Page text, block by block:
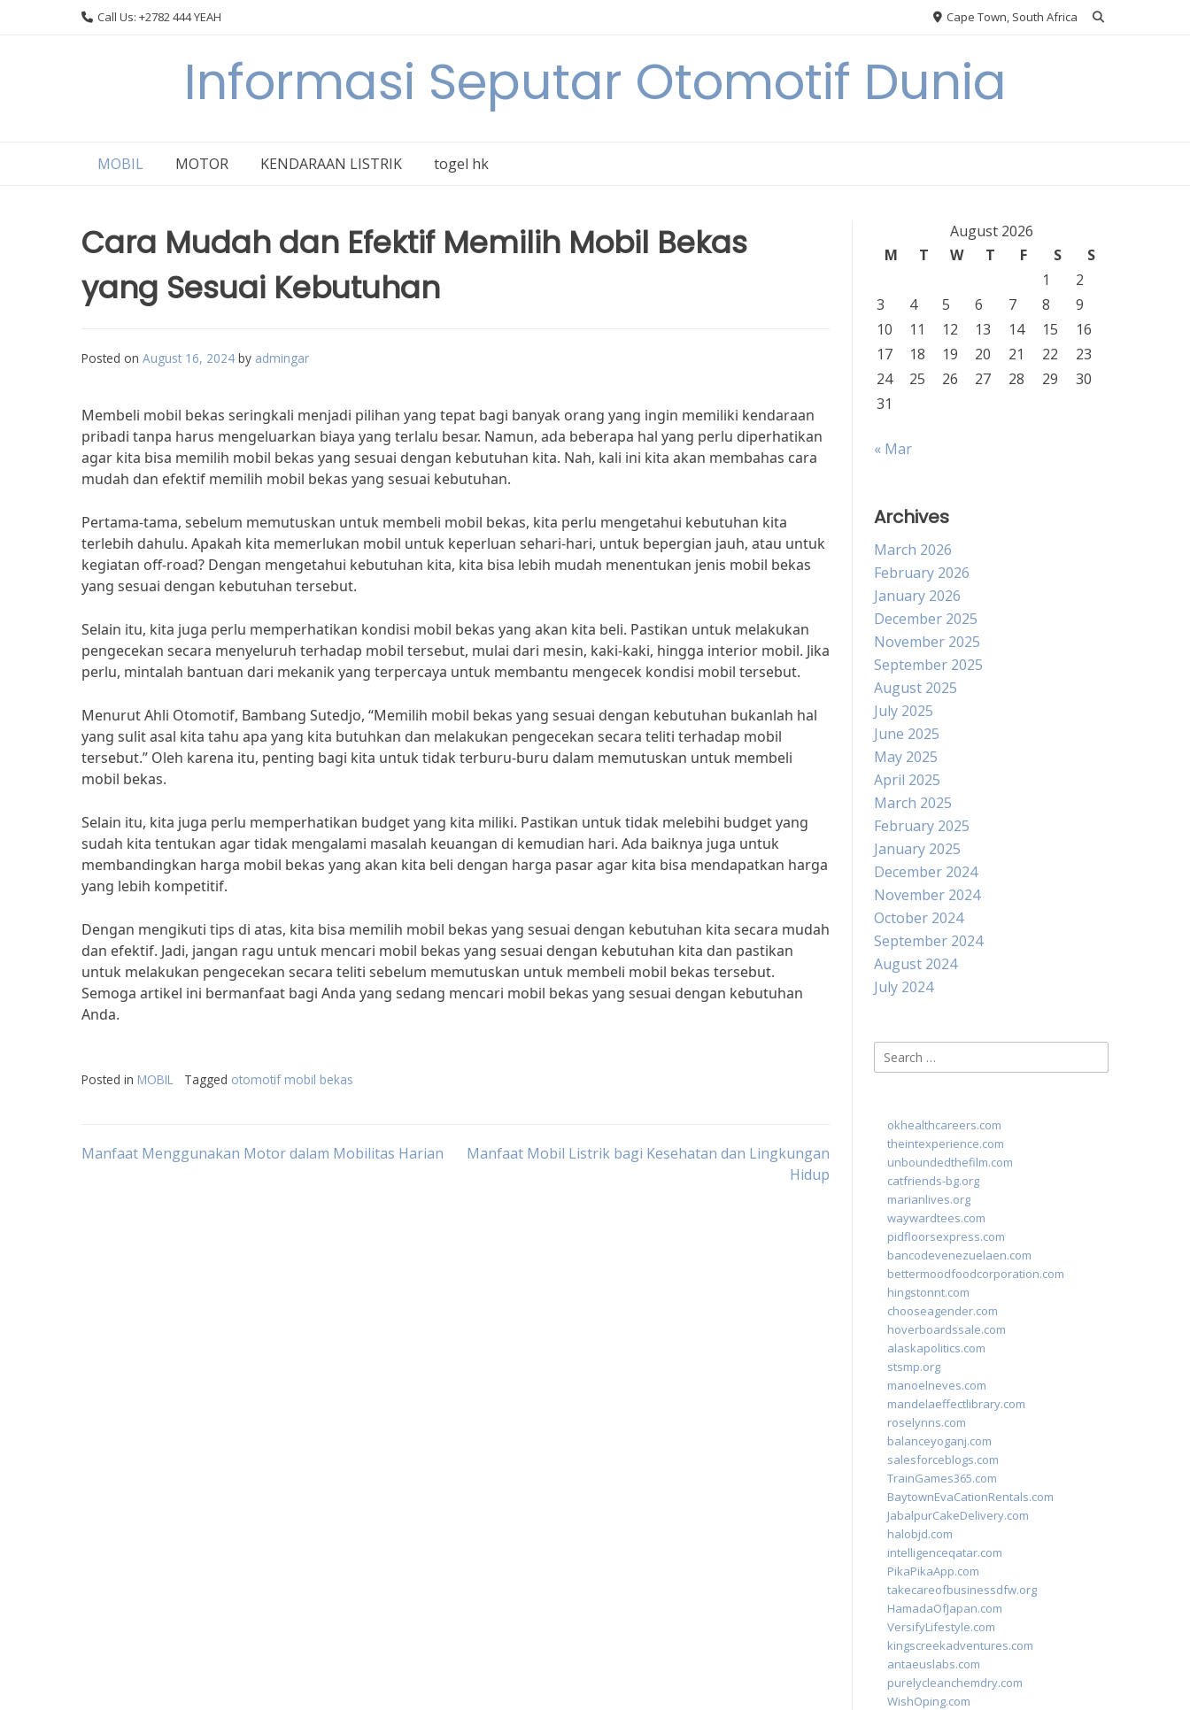
Call Us: +2782 444 YEAH Cape Town, South Africa
Informasi Seputar Otomotif Dunia
MOBIL MOTOR KENDARAAN LISTRIK togel hk
Cara Mudah dan Efektif Memilih Mobil Bekas
yang Sesuai Kebutuhan
Posted on August 16, 2024 by admingar
Membeli mobil bekas seringkali menjadi pilihan yang tepat bagi banyak orang yang ingin memiliki kendaraan
pribadi tanpa harus mengeluarkan biaya yang terlalu besar. Namun, ada beberapa hal yang perlu diperhatikan
agar kita bisa memilih mobil bekas yang sesuai dengan kebutuhan kita. Nah, kali ini kita akan membahas cara
mudah dan efektif memilih mobil bekas yang sesuai kebutuhan.
Pertama-tama, sebelum memutuskan untuk membeli mobil bekas, kita perlu mengetahui kebutuhan kita
terlebih dahulu. Apakah kita memerlukan mobil untuk keperluan sehari-hari, untuk bepergian jauh, atau untuk
kegiatan off-road? Dengan mengetahui kebutuhan kita, kita bisa lebih mudah menentukan jenis mobil bekas
yang sesuai dengan kebutuhan tersebut.
Selain itu, kita juga perlu memperhatikan kondisi mobil bekas yang akan kita beli. Pastikan untuk melakukan
pengecekan secara menyeluruh terhadap mobil tersebut, mulai dari mesin, kaki-kaki, hingga interior mobil. Jika
perlu, mintalah bantuan dari mekanik yang terpercaya untuk membantu mengecek kondisi mobil tersebut.
Menurut Ahli Otomotif, Bambang Sutedjo, “Memilih mobil bekas yang sesuai dengan kebutuhan bukanlah hal
yang sulit asal kita tahu apa yang kita butuhkan dan melakukan pengecekan secara teliti terhadap mobil
tersebut.” Oleh karena itu, penting bagi kita untuk tidak terburu-buru dalam memutuskan untuk membeli
mobil bekas.
Selain itu, kita juga perlu memperhatikan budget yang kita miliki. Pastikan untuk tidak melebihi budget yang
sudah kita tentukan agar tidak mengalami masalah keuangan di kemudian hari. Ada baiknya juga untuk
membandingkan harga mobil bekas yang akan kita beli dengan harga pasar agar kita bisa mendapatkan harga
yang lebih kompetitif.
Dengan mengikuti tips di atas, kita bisa memilih mobil bekas yang sesuai dengan kebutuhan kita secara mudah
dan efektif. Jadi, jangan ragu untuk mencari mobil bekas yang sesuai dengan kebutuhan kita dan pastikan
untuk melakukan pengecekan secara teliti sebelum memutuskan untuk membeli mobil bekas tersebut.
Semoga artikel ini bermanfaat bagi Anda yang sedang mencari mobil bekas yang sesuai dengan kebutuhan
Anda.
Posted in MOBIL Tagged otomotif mobil bekas
Post
Manfaat Menggunakan Motor dalam Mobilitas Harian
Manfaat Mobil Listrik bagi Kesehatan dan Lingkungan
Hidup
August 2026
M
T W T F S
S
1
2
3
4 5 6 7 8
9
10
11 12 13 14 15
16
17
18 19 20 21 22
23
24
25 26 27 28 29
30
31
« Mar
Archives
March 2026
February 2026
January 2026
December 2025
November 2025
September 2025
August 2025
July 2025
June 2025
May 2025
April 2025
March 2025
February 2025
January 2025
December 2024
November 2024
October 2024
September 2024
August 2024
July 2024
Search
for:
okhealthcareers.com
theintexperience.com
unboundedthefilm.com
catfriends-bg.org
marianlives.org
waywardtees.com
pidfloorsexpress.com
bancodevenezuelaen.com
bettermoodfoodcorporation.com
hingstonnt.com
chooseagender.com
hoverboardssale.com
alaskapolitics.com
stsmp.org
manoelneves.com
mandelaeffectlibrary.com
roselynns.com
balanceyoganj.com
salesforceblogs.com
TrainGames365.com
BaytownEvaCationRentals.com
JabalpurCakeDelivery.com
halobjd.com
intelligenceqatar.com
PikaPikaApp.com
takecareofbusinessdfw.org
HamadaOfJapan.com
VersifyLifestyle.com
kingscreekadventures.com
antaeuslabs.com
purelycleanchemdry.com
WishOping.com